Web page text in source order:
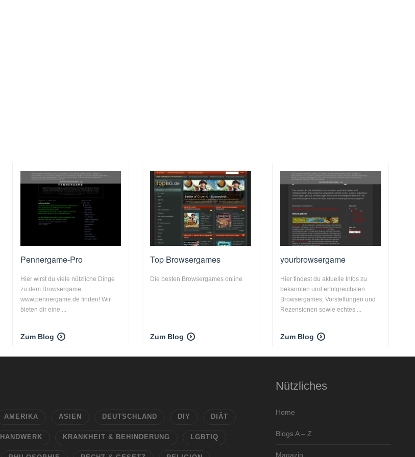
Pennergame-Pro
Hier wirst du viele nützliche Dinge
zu dem Browsergame
www.pennergame.de finden! Wir
bieten dir eine ...
Zum Blog
Top Browsergames
Die besten Browsergames online
Zum Blog
yourbrowsergame
Hier findest du aktuelle Infos zu
bekannten und erfolgreichsten
Browsergames, Vorstellungen und
Rezensionen sowie echtes ...
Zum Blog
AMERIKA ASIEN DEUTSCHLAND DIY DIÄT
HANDWERK KRANKHEIT & BEHINDERUNG LGBTIQ
Nützliches
Home
Blogs A – Z
Magazin